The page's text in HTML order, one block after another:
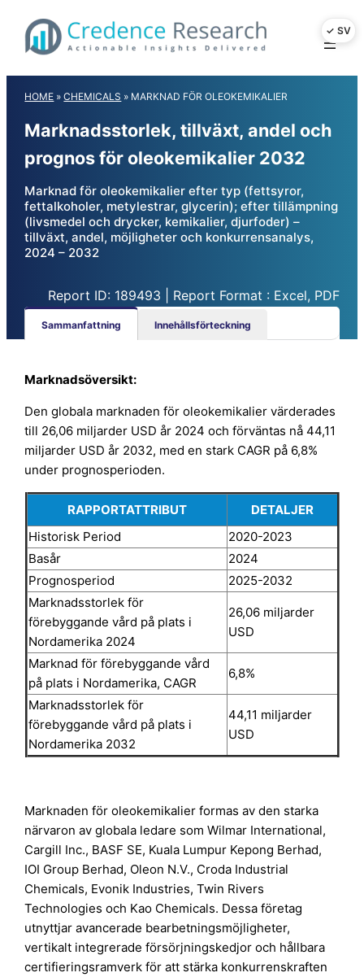
content
HOME »CHEMICALS » MARKNAD FÖR OLEOKEMIKALIER
Marknadsstorlek, tillväxt, andel och
prognos för oleokemikalier 2032
Marknad för oleokemikalier efter typ (fettsyror,
fettalkoholer, metylestrar, glycerin); efter tillämpning
(livsmedel och drycker, kemikalier, djurfoder) –
tillväxt, andel, möjligheter och konkurrensanalys,
2024 – 2032
Report ID: 189493 | Report Format : Excel, PDF
Sammanfattning Innehållsförteckning
Marknadsöversikt:
Den globala marknaden för oleokemikalier värderades
till 26,06 miljarder USD år 2024 och förväntas nå 44,11
miljarder USD år 2032, med en stark CAGR på 6,8%
under prognosperioden.
RAPPORTATTRIBUT
DETALJER
Historisk Period
2020-2023
Basår
2024
Prognosperiod
2025-2032
Marknadsstorlek för
förebyggande vård på plats i
Nordamerika 2024
26,06 miljarder
USD
Marknad för förebyggande vård
på plats i Nordamerika, CAGR
6,8%
Marknadsstorlek för
förebyggande vård på plats i
Nordamerika 2032
44,11 miljarder
USD
Marknaden för oleokemikalier formas av den starka
närvaron av globala ledare som Wilmar International,
Cargill Inc., BASF SE, Kuala Lumpur Kepong Berhad,
IOI Group Berhad, Oleon N.V., Croda Industrial
Chemicals, Evonik Industries, Twin Rivers
Technologies och Kao Chemicals. Dessa företag
utnyttjar avancerade bearbetningsmöjligheter,
vertikalt integrerade försörjningskedjor och hållbara
certifieringsramverk för att stärka konkurrenskraften